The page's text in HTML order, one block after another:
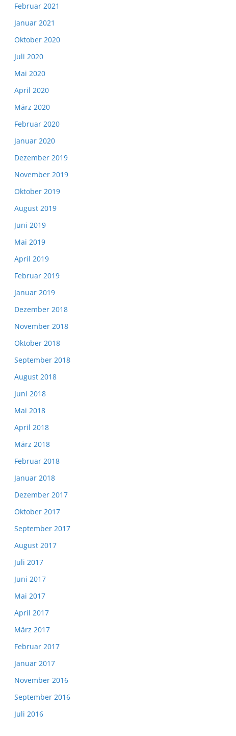
Februar 2021
Januar 2021
Oktober 2020
Juli 2020
Mai 2020
April 2020
März 2020
Februar 2020
Januar 2020
Dezember 2019
November 2019
Oktober 2019
August 2019
Juni 2019
Mai 2019
April 2019
Februar 2019
Januar 2019
Dezember 2018
November 2018
Oktober 2018
September 2018
August 2018
Juni 2018
Mai 2018
April 2018
März 2018
Februar 2018
Januar 2018
Dezember 2017
Oktober 2017
September 2017
August 2017
Juli 2017
Juni 2017
Mai 2017
April 2017
März 2017
Februar 2017
Januar 2017
November 2016
September 2016
Juli 2016